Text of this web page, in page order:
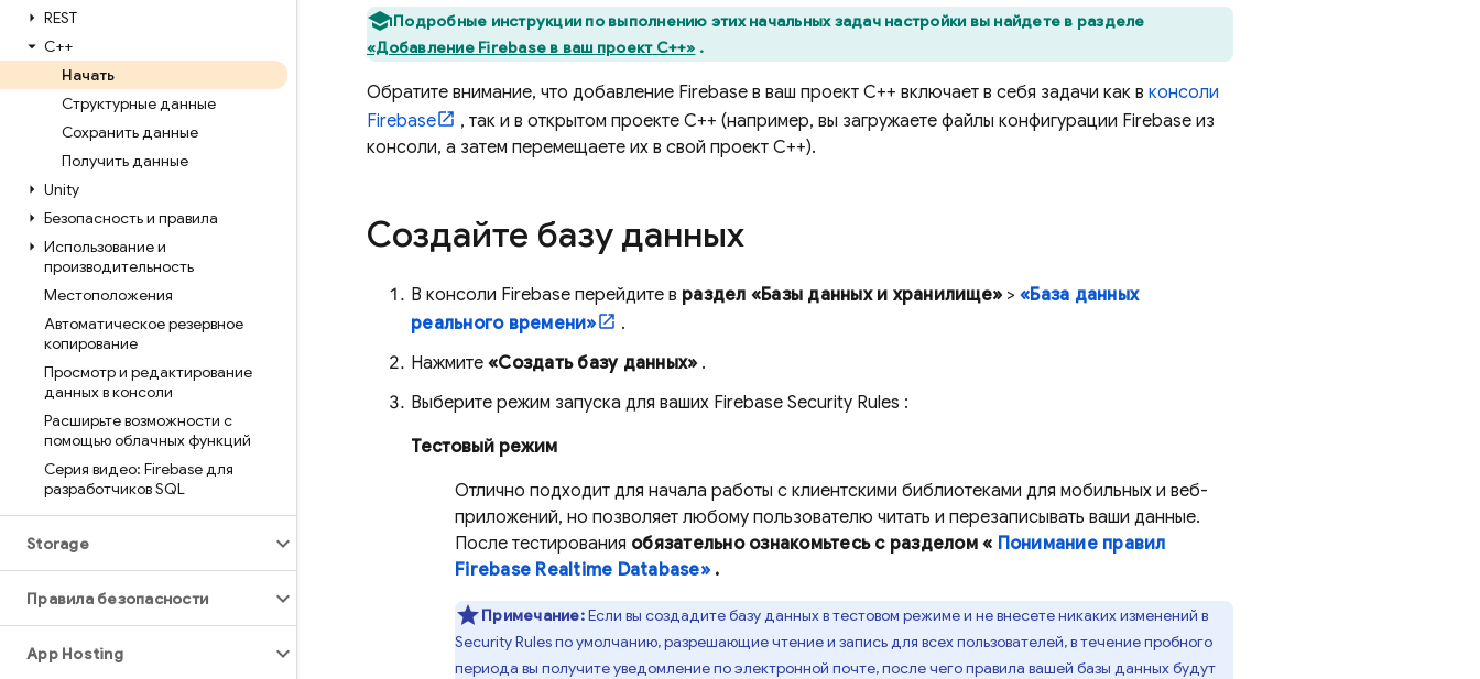
REST
C++
Начать
Структурные данные
Сохранить данные
Получить данные
Unity
Безопасность и правила
Использование и
производительность
Местоположения
Автоматическое резервное
копирование
Просмотр и редактирование
данных в консоли
Расширьте возможности с
помощью облачных функций
Серия видео: Firebase для
разработчиков SQL
Storage
Правила безопасности
App Hosting
Подробные инструкции по выполнению этих начальных задач настройки вы найдете в разделе
«Добавление Firebase в ваш проект C++» .
Обратите внимание, что добавление Firebase в ваш проект C++ включает в себя задачи как в консоли
Firebase
, так и в открытом проекте C++ (например, вы загружаете файлы конфигурации Firebase из
консоли, а затем перемещаете их в свой проект C++).
Создайте базу данных
В консоли Firebase перейдите в раздел «Базы данных и хранилище» > «База данных
реального времени»
.
Нажмите «Создать базу данных» .
Выберите режим запуска для ваших Firebase Security Rules :
Тестовый режим
Отлично подходит для начала работы с клиентскими библиотеками для мобильных и веб-
приложений, но позволяет любому пользователю читать и перезаписывать ваши данные.
После тестирования обязательно ознакомьтесь с разделом « Понимание правил
Firebase Realtime Database».
Примечание:Если вы создадите базу данных в тестовом режиме и не внесете никаких изменений в
Security Rulesпо умолчанию, разрешающие чтение и запись для всех пользователей, в течение пробного
периода вы получите уведомление по электронной почте, после чего правила вашей базы данных будут